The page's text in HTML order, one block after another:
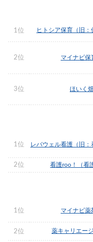
1位 ヒトシア保育（旧：
2位 マイナビ保
3位 ほいく畑
1位 レバウェル看護（旧：
2位 看護roo！（看
1位 マイナビ薬
2位 薬キャリエー